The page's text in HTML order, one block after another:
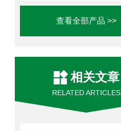
查看全部产品 >>
相关文章
RELATED ARTICLES